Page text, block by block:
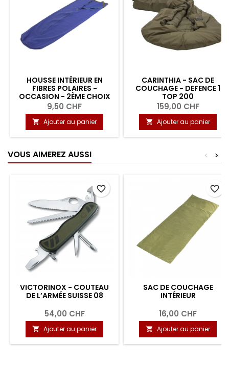
HOUSSE INTÉRIEUR EN
FIBRES POLAIRES -
OCCASION - 2ÈME CHOIX
9,50 CHF
 Ajouter au panier
CARINTHIA - SAC DE
COUCHAGE - DEFENCE 1
TOP 200
159,00 CHF
 Ajouter au panier
VOUS AIMEREZ AUSSI >
<
VICTORINOX - COUTEAU
DE L’ARMÉE SUISSE 08
54,00 CHF
 Ajouter au panier
favorite_border
SAC DE COUCHAGE
INTÉRIEUR
16,00 CHF
 Ajouter au panier
favorite_border